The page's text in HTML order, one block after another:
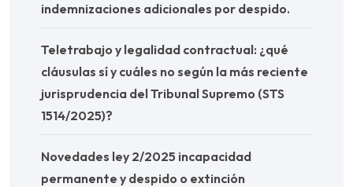
indemnizaciones adicionales por despido.
Teletrabajo y legalidad contractual: ¿qué
cláusulas sí y cuáles no según la más reciente
jurisprudencia del Tribunal Supremo (STS
1514/2025)?
Novedades ley 2/2025 incapacidad
permanente y despido o extinción